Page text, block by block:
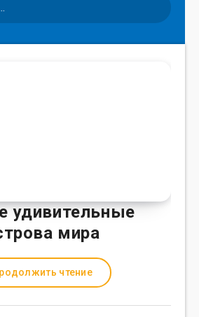
удивительные
мира
чтение